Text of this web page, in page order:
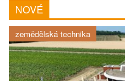
NOVÉ
zemědělská technika